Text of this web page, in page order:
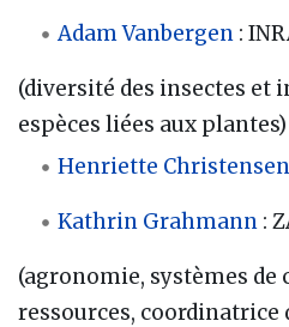
Adam Vanbergen :
(diversité des insectes et
espèces liées aux plantes)
Henriette Christensen
Kathrin Grahmann :
(agronomie, systèmes de
ressources, coordinatrice